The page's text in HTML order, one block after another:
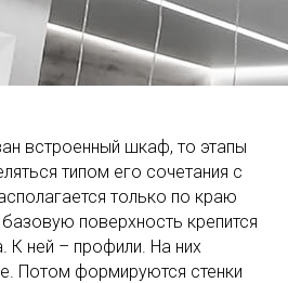
встроенный шкаф, то этапы
типом его сочетания с
только по краю
поверхность крепится
К ней – профили. На них
Потом формируются стенки